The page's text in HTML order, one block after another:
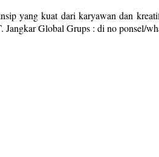
yang kuat dari karyawan dan
Global Grups : di no ponsel/